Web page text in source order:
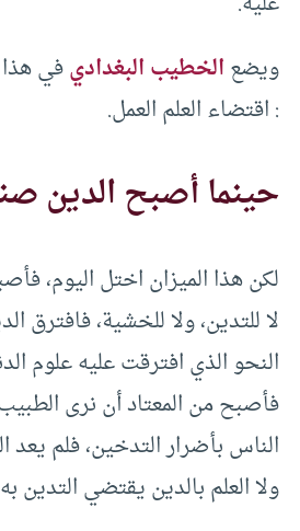
ويضعالخطيب البغداديفي هذا
: اقتضاء العلم العمل.
حينما أصبح الدين
لكن هذا الميزان اختل اليوم،
لا للتدين، ولا للخشية، فافترق
النحو الذي افترقت عليه علوم
فأصبح من المعتاد أن نرى
الناس بأضرار التدخين، فلم يعد
ولا العلم بالدين يقتضي التدين